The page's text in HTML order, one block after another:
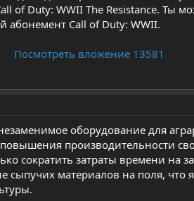
of Duty: WWII The Resistance. Ты
абонемент Call of Duty: WWII.
Посмотреть вложение 13581
оборудование для
производительности
сократить затраты времени на
сыпучих материалов на поля, что